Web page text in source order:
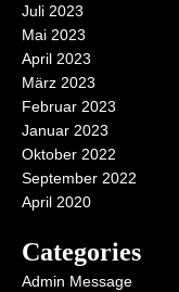
Juli 2023
Mai 2023
April 2023
März 2023
Februar 2023
Januar 2023
Oktober 2022
September 2022
April 2020
Categories
Admin Message